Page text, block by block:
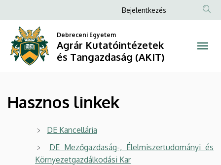
linkek
Agrár
Kutatóintézetek
és
Tangazdaság
(AKIT)
a
tartalomra
Anonim
fiók
menüje
Bejelentkezés
Debreceni Egyetem
Agrár Kutatóintézetek
és Tangazdaság (AKIT)
Hasznos linkek
DE Kancellária
DE Mezőgazdaság-, Élelmiszertudományi és
Környezetgazdálkodási Kar